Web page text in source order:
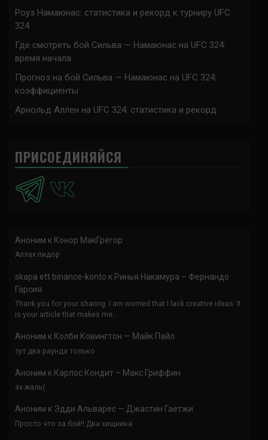
Роуз Намаюнас: статистика и рекорд к турниру UFC
324
Где смотреть бой Сильва — Намаюнас на UFC 324:
время начала
Прогноз на бой Сильва — Намаюнас на UFC 324:
коэффициенты
Арнольд Аллен на UFC 324: статистика и рекорд
ПРИСОЕДИНЯЙСЯ
Аноним к Конор МакГрегор
Аллах пидор
skapa ett binance-konto к Ринья Накамура – Фернандо
Гарсия
Thank you for your sharing. I am worried that I lack creative ideas. It
is your article that makes me…
Аноним к Колби Ковингтон — Майк Пайл
тут два раунда только
Аноним к Карлос Кондит – Макс Гриффин
эх жаль(
Аноним к Эдди Альварес — Джастин Гаетжи
Просто что за бой!! Два хищника